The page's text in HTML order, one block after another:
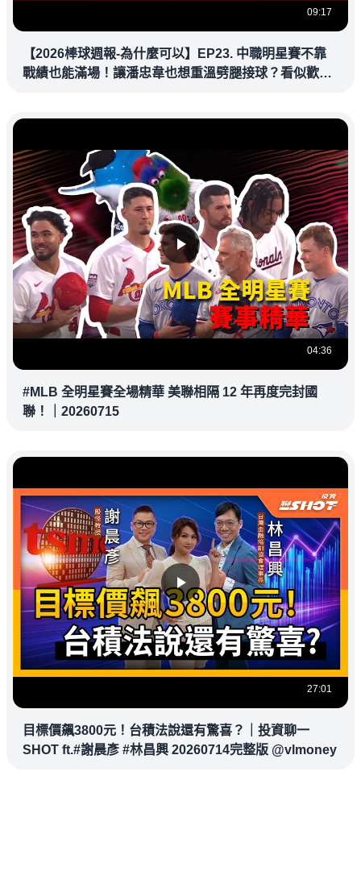
09:17
【2026棒球週報-為什麼可以】EP23. 中職明星賽不靠
戰績也能滿場！讓潘忠韋也想重溫劈腿接球？看似歡樂
04:36
#MLB 全明星賽全場精華 美聯相隔 12 年再度完封國
聯！｜20260715
27:01
目標價飆3800元！台積法說還有驚喜？｜投資聊一
SHOT ft.#謝晨彥 #林昌興 20260714完整版 @vlmoney